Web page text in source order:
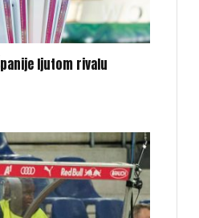
ljutom rivalu